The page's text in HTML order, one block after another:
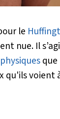
le
nue. Il
physiques
qu'ils voient